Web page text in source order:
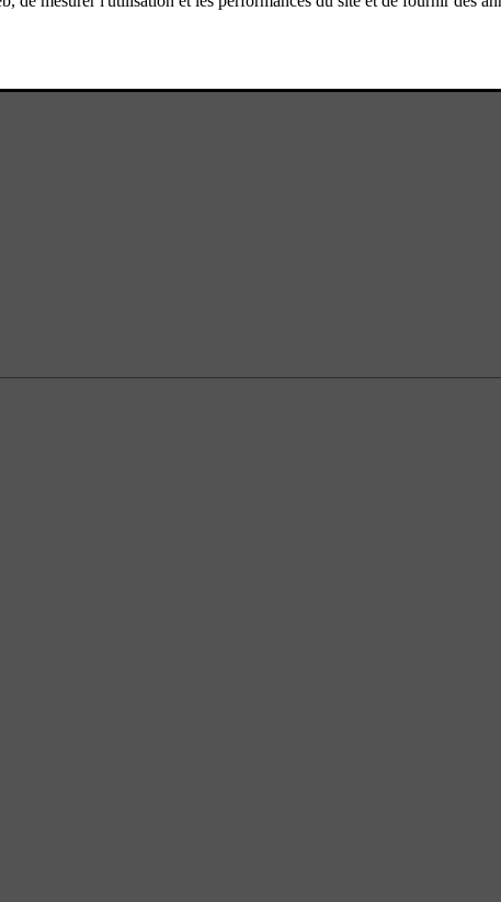
la voiture vous permettent d'envoyer des informations à différentes
sans besoin de cartes supplémentaires. Néanmoins, les écrans